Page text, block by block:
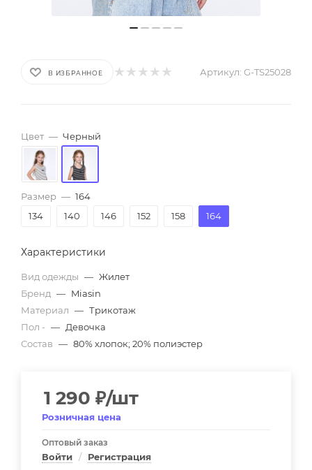
В ИЗБРАННОЕ Артикул: G-TS25028
Цвет — Черный
Размер — 164
134
140 146 152 158 164
Характеристики
Вид одежды — Жилет
Бренд — Miasin
Материал — Трикотаж
Пол - — Девочка
Состав — 80% хлопок; 20% полиэстер
1 290 ₽/шт
Розничная цена
Оптовый заказ
Войти / Регистрация